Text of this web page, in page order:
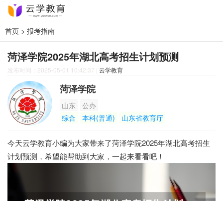
首页 > 报考指南
菏泽学院2025年湖北高考招生计划预测
发布时间：2025-05-01 10:42:37 | 云学教育
菏泽学院
山东
公办
综合
本科(普通) 山东省教育厅
今天云学教育小编为大家带来了菏泽学院2025年湖北高考招生
计划预测，希望能帮助到大家，一起来看看吧！